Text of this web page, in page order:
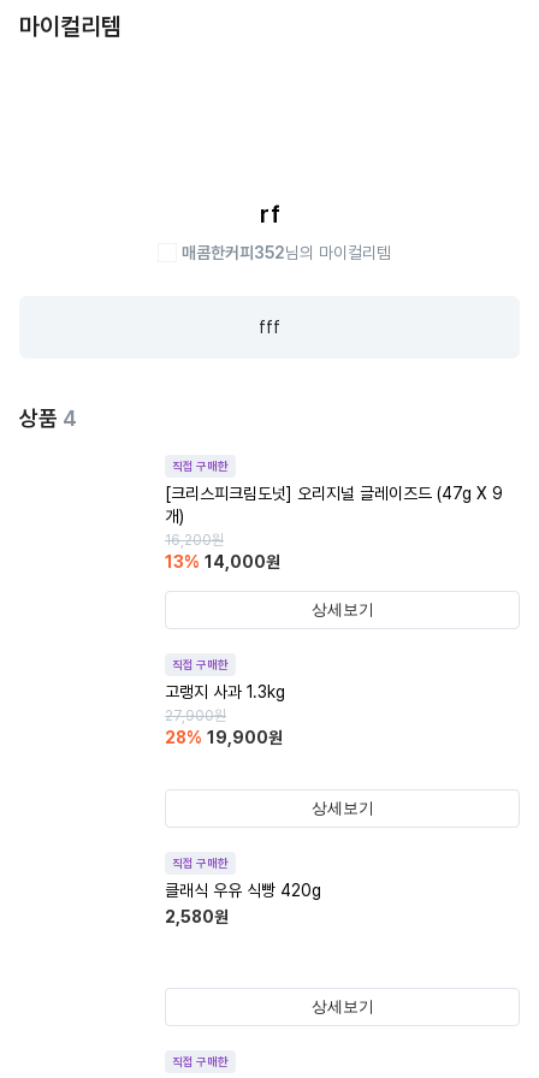
마이컬리템
rf
매콤한커피352님의 마이컬리템
fff
상품 4
직접 구매한
[크리스피크림도넛] 오리지널 글레이즈드 (47g X 9
개)
16,200원
13% 14,000원
상세보기
직접 구매한
고랭지 사과 1.3kg
27,900원
28% 19,900원
상세보기
직접 구매한
클래식 우유 식빵 420g
2,580원
상세보기
직접 구매한